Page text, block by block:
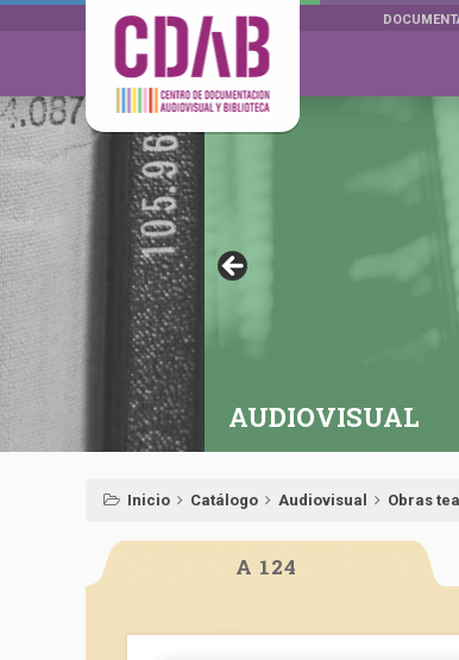
AUDIOVISUAL
Inicio Catálogo Audiovisual Obras
A 124